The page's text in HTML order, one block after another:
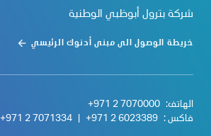
شركة بترول أبوظبي الوطنية
خريطة الوصول الى مبنى أدنوك الرئيسي
الهاتف: +971 2 7070000
فاكس : +971 2 6023389
+971 2 7071334